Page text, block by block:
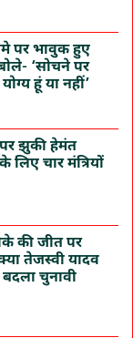
पर भावुक हुए
‘सोचने पर
हूं या नहीं’
झुकी हेमंत
लिए चार मंत्रियों
की जीत पर
तेजस्वी यादव
बदला चुनावी